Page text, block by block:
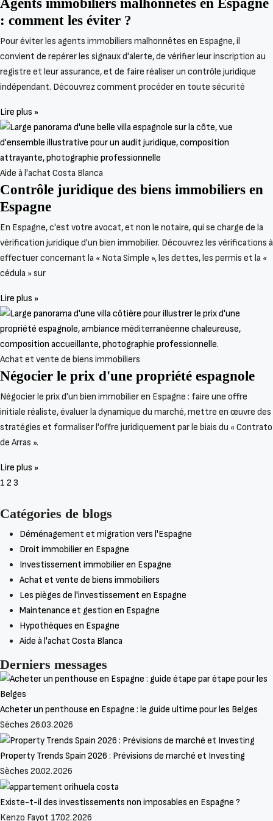
Agents immobiliers malhonnêtes en Espagne
: comment les éviter ?
Pour éviter les agents immobiliers malhonnêtes en Espagne, il
convient de repérer les signaux d'alerte, de vérifier leur inscription au
registre et leur assurance, et de faire réaliser un contrôle juridique
indépendant. Découvrez comment procéder en toute sécurité
Lire plus »
Aide à l'achat Costa Blanca
Contrôle juridique des biens immobiliers en
Espagne
En Espagne, c'est votre avocat, et non le notaire, qui se charge de la
vérification juridique d'un bien immobilier. Découvrez les vérifications à
effectuer concernant la « Nota Simple », les dettes, les permis et la «
cédula » sur
Lire plus »
Achat et vente de biens immobiliers
Négocier le prix d'une propriété espagnole
Négocier le prix d'un bien immobilier en Espagne : faire une offre
initiale réaliste, évaluer la dynamique du marché, mettre en œuvre des
stratégies et formaliser l'offre juridiquement par le biais du « Contrato
de Arras ».
Lire plus »
1 2 3
Catégories de blogs
Déménagement et migration vers l'Espagne
Droit immobilier en Espagne
Investissement immobilier en Espagne
Achat et vente de biens immobiliers
Les pièges de l'investissement en Espagne
Maintenance et gestion en Espagne
Hypothèques en Espagne
Aide à l'achat Costa Blanca
Derniers messages
Acheter un penthouse en Espagne : le guide ultime pour les Belges
Sèches 26.03.2026
Property Trends Spain 2026 : Prévisions de marché et Investing
Sèches 20.02.2026
Existe-t-il des investissements non imposables en Espagne ?
Kenzo Fayot 17.02.2026